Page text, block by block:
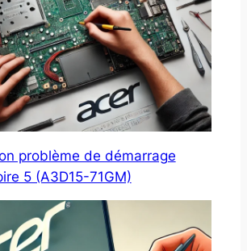
problème de démarrage
5 (A3D15-71GM)